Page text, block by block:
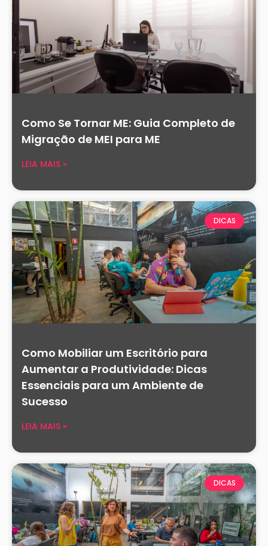
Como Se Tornar ME: Guia Completo de
Migração de MEI para ME
LEIA MAIS »
DICAS
Como Mobiliar um Escritório para
Aumentar a Produtividade: Dicas
Essenciais para um Ambiente de
Sucesso
LEIA MAIS »
DICAS